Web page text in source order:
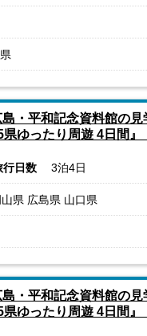
島・平和記念資料館の
ゆったり周遊 4日間』
行日数 3泊4日
県 広島県 山口県
島・平和記念資料館の
ゆったり周遊 4日間』